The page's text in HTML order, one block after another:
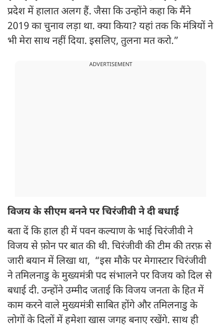
प्रदेश में हालात अलग हैं. जैसा कि उन्होंने कहा कि मैंने
2019 का चुनाव लड़ा था. क्या किया? यहां तक कि मंत्रियों ने
भी मेरा साथ नहीं दिया. इसलिए, तुलना मत करो.”
ADVERTISEMENT
विजय के सीएम बनने पर चिरंजीवी ने दी बधाई
बता दें कि हाल ही में पवन कल्याण के भाई चिरंजीवी ने
विजय से फ़ोन पर बात की थी. चिरंजीवी की टीम की तरफ़ से
जारी बयान में लिखा था, “इस मौके पर मेगास्टार चिरंजीवी
ने तमिलनाडु के मुख्यमंत्री पद संभालने पर विजय को दिल से
बधाई दी. उन्होंने उम्मीद जताई कि विजय जनता के हित में
काम करने वाले मुख्यमंत्री साबित होंगे और तमिलनाडु के
लोगों के दिलों में हमेशा खास जगह बनाए रखेंगे. साथ ही